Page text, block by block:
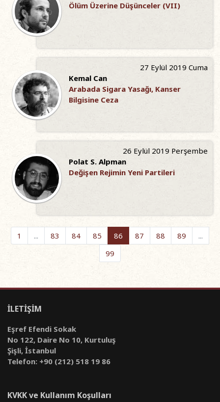
Ölüm Üzerine Düşünceler (VII)
27 Eylül 2019 Cuma
Kemal Can
Arabada Sigara Yasağı, Kanser
Bilgisine Ceza
26 Eylül 2019 Perşembe
Polat S. Alpman
Değişen Rejimin Yeni Partileri
1 ... 83 84 85 86 87 88 89
...
99
İLETİŞİM
Eşref Efendi Sokak
No 122, Daire No 10, Kurtuluş
Şişli, İstanbul
Telefon: +90 (212) 518 19 86
KVKK ve Kullanım Koşulları